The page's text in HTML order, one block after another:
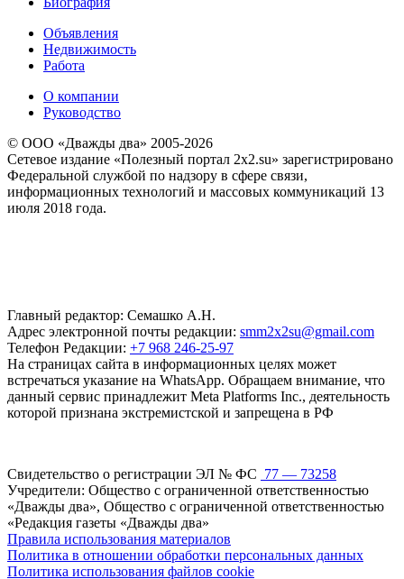
Объявления
Недвижимость
Работа
О компании
Руководство
© ООО «Дважды два» 2005-2026
Сетевое издание «Полезный портал 2x2.su» зарегистрировано
Федеральной службой по надзору в сфере связи,
информационных технологий и массовых коммуникаций 13
июля 2018 года.
Главный редактор: Семашко А.Н.
Адрес электронной почты редакции: smm2x2su@gmail.com
Телефон Редакции: +7 968 246-25-97
На страницах сайта в информационных целях может
встречаться указание на WhatsApp. Обращаем внимание, что
данный сервис принадлежит Meta Platforms Inc., деятельность
которой признана экстремистской и запрещена в РФ
Свидетельство о регистрации ЭЛ № ФС 77 — 73258
Учредители: Общество с ограниченной ответственностью
«Дважды два», Общество с ограниченной ответственностью
«Редакция газеты «Дважды два»
Правила использования материалов
Политика в отношении обработки персональных данных
Политика использования файлов cookie